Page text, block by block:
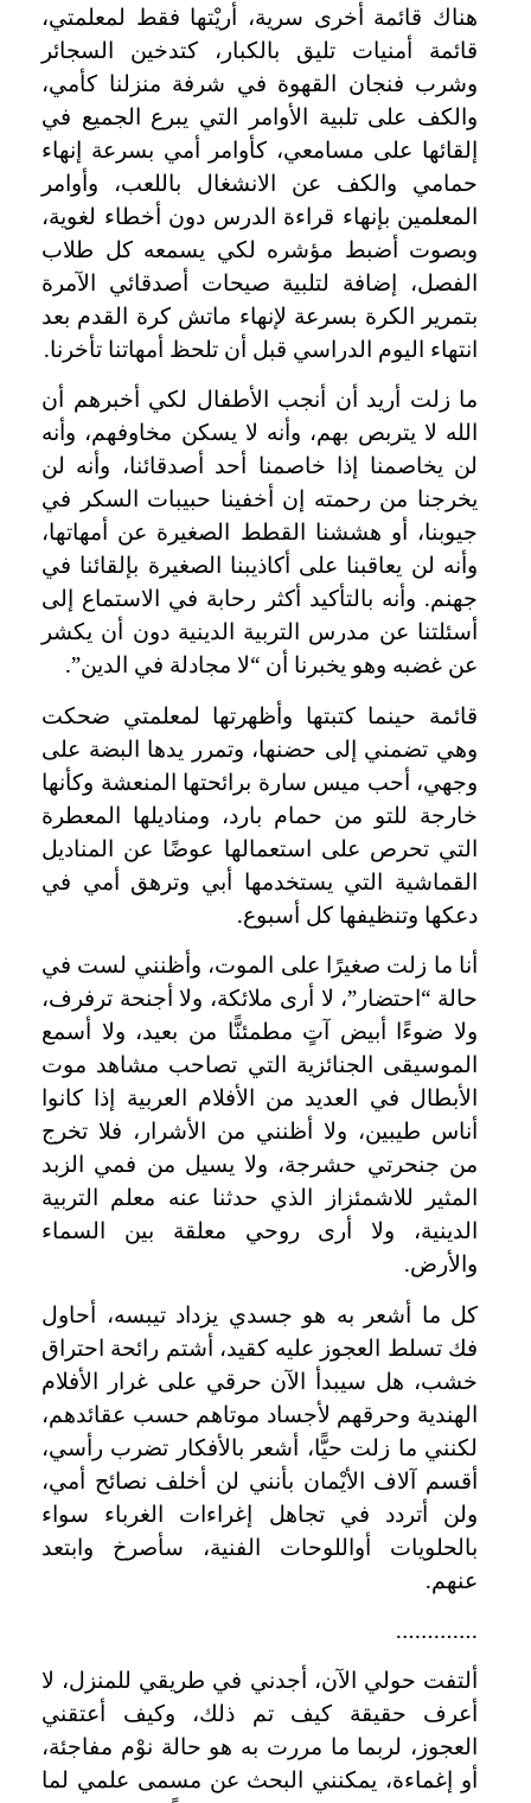
هناك قائمة أخرى سرية، أريْتها فقط لمعلمتي،
قائمة أمنيات تليق بالكبار، كتدخين السجائر
وشرب فنجان القهوة في شرفة منزلنا كأمي،
والكف على تلبية الأوامر التي يبرع الجميع في
إلقائها على مسامعي، كأوامر أمي بسرعة إنهاء
حمامي والكف عن الانشغال باللعب، وأوامر
المعلمين بإنهاء قراءة الدرس دون أخطاء لغوية،
وبصوت أضبط مؤشره لكي يسمعه كل طلاب
الفصل، إضافة لتلبية صيحات أصدقائي الآمرة
بتمرير الكرة بسرعة لإنهاء ماتش كرة القدم بعد
انتهاء اليوم الدراسي قبل أن تلحظ أمهاتنا تأخرنا.
ما زلت أريد أن أنجب الأطفال لكي أخبرهم أن
الله لا يتربص بهم، وأنه لا يسكن مخاوفهم، وأنه
لن يخاصمنا إذا خاصمنا أحد أصدقائنا، وأنه لن
يخرجنا من رحمته إن أخفينا حبيبات السكر في
جيوبنا، أو هششنا القطط الصغيرة عن أمهاتها،
وأنه لن يعاقبنا على أكاذيبنا الصغيرة بإلقائنا في
جهنم. وأنه بالتأكيد أكثر رحابة في الاستماع إلى
أسئلتنا عن مدرس التربية الدينية دون أن يكشر
عن غضبه وهو يخبرنا أن “لا مجادلة في الدين”.
قائمة حينما كتبتها وأظهرتها لمعلمتي ضحكت
وهي تضمني إلى حضنها، وتمرر يدها البضة على
وجهي، أحب ميس سارة برائحتها المنعشة وكأنها
خارجة للتو من حمام بارد، ومناديلها المعطرة
التي تحرص على استعمالها عوضًا عن المناديل
القماشية التي يستخدمها أبي وترهق أمي في
دعكها وتنظيفها كل أسبوع.
أنا ما زلت صغيرًا على الموت، وأظنني لست في
حالة “احتضار”، لا أرى ملائكة، ولا أجنحة ترفرف،
ولا ضوءًا أبيض آتٍ مطمئنًّا من بعيد، ولا أسمع
الموسيقى الجنائزية التي تصاحب مشاهد موت
الأبطال في العديد من الأفلام العربية إذا كانوا
أناس طيبين، ولا أظنني من الأشرار، فلا تخرج
من جنحرتي حشرجة، ولا يسيل من فمي الزبد
المثير للاشمئزاز الذي حدثنا عنه معلم التربية
الدينية، ولا أرى روحي معلقة بين السماء
والأرض.
كل ما أشعر به هو جسدي يزداد تيبسه، أحاول
فك تسلط العجوز عليه كقيد، أشتم رائحة احتراق
خشب، هل سيبدأ الآن حرقي على غرار الأفلام
الهندية وحرقهم لأجساد موتاهم حسب عقائدهم،
لكنني ما زلت حيًّا، أشعر بالأفكار تضرب رأسي،
أقسم آلاف الأيْمان بأنني لن أخلف نصائح أمي،
ولن أتردد في تجاهل إغراءات الغرباء سواء
بالحلويات أواللوحات الفنية، سأصرخ وابتعد
عنهم.
………….
ألتفت حولي الآن، أجدني في طريقي للمنزل، لا
أعرف حقيقة كيف تم ذلك، وكيف أعتقني
العجوز، لربما ما مررت به هو حالة نوْم مفاجئة،
أو إغماءة، يمكنني البحث عن مسمى علمي لما